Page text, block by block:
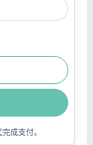
成支付。